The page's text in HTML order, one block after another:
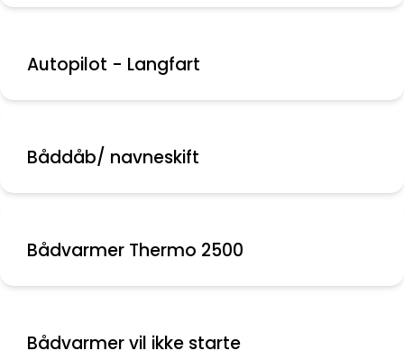
Autopilot - Langfart
Båddåb/ navneskift
Bådvarmer Thermo 2500
Bådvarmer vil ikke starte